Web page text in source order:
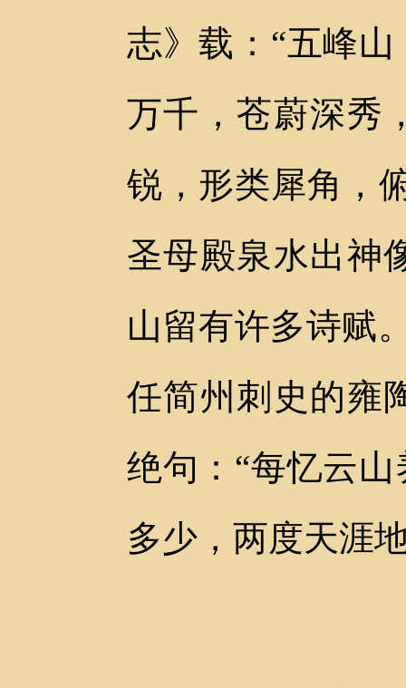
志》载：“五峰
万千，苍蔚深秀
锐，形类犀角，
圣母殿泉水出神
山留有许多诗赋
任简州刺史的雍
绝句：“每忆云
多少，两度天涯